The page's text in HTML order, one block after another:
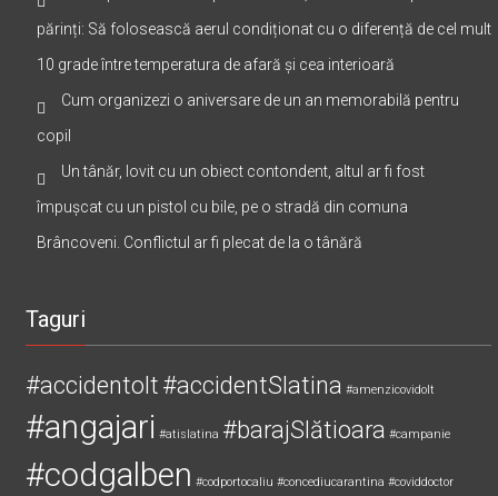
părinți: Să folosească aerul condiționat cu o diferență de cel mult
10 grade între temperatura de afară și cea interioară
Cum organizezi o aniversare de un an memorabilă pentru
copil
Un tânăr, lovit cu un obiect contondent, altul ar fi fost
împușcat cu un pistol cu bile, pe o stradă din comuna
Brâncoveni. Conflictul ar fi plecat de la o tânără
Taguri
#accidentolt #accidentSlatina #amenzicovidolt
#angajari #atislatina #barajSlătioara #campanie
#codgalben #codportocaliu #concediucarantina #coviddoctor